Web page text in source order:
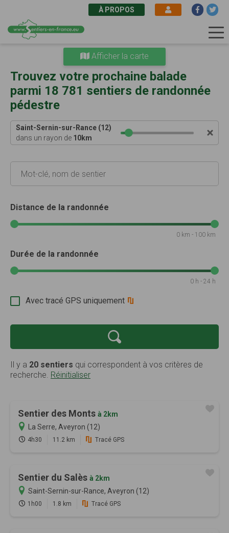
principal
À PROPOS
Trouvez votre prochaine balade
parmi 18 781 sentiers de randonnée
pédestre
Saint-Sernin-sur-Rance (12)
dans un rayon de 10km
Distance de la randonnée
0 km - 100 km
Durée de la randonnée
0 h - 24 h
Avec tracé GPS uniquement
Il y a 20 sentiers qui correspondent à vos critères de
recherche. Réinitialiser
Sentier des Monts à 2km
La Serre, Aveyron (12)
4h30 11.2 km Tracé GPS
Sentier du Salès à 2km
Saint-Sernin-sur-Rance, Aveyron (12)
1h00 1.8 km Tracé GPS
Afficher la carte